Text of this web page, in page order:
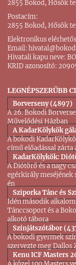
LEGNÉPSZERŰBB
Borverseny (4897)
A 26. Bokodi
Művelődési Házban
A KadarKölykök
A bokodi
című előadással zárta
KadarKölykök:
A Diótörő és a nagy
egérkirály
én
Sziporka Tánc és
Idén második
Tánccsoport és a
alkotó tábora
Színjátszótábor
A bokodi gyermek
szervezte meg Dallos
Kenu ICF Masters
2855 Bokod, Hősök
Postacím:
2855 Bokod, Hősök
Elektronikus
Email:
Hivatali kapu neve:
KRID azonosító: